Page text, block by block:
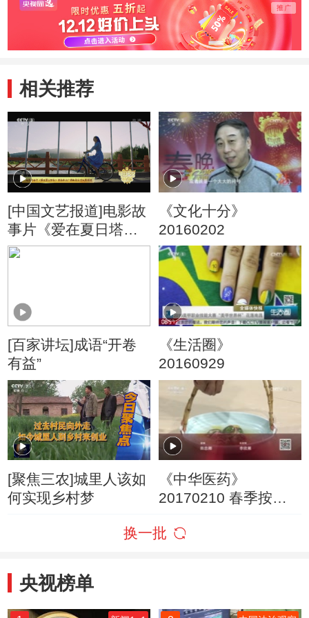
相关推荐
[中国文艺报道]电影故
事片《爱在夏日塔
拉》登陆中央广播电
《文化十分》
20160202
[百家讲坛]成语“开卷
有益”
《生活圈》
20160929
[聚焦三农]城里人该如
何实现乡村梦
《中华医药》
20170210 春季按月
换一批
央视榜单